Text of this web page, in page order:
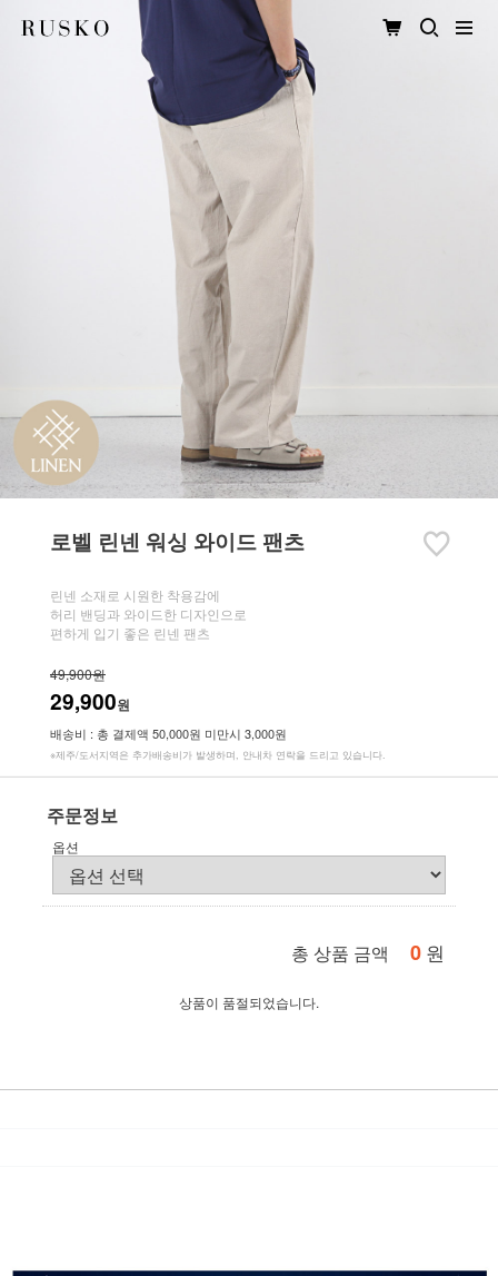
로벨 린넨 워싱 와이드 팬츠
린넨 소재로 시원한 착용감에
허리 밴딩과 와이드한 디자인으로
편하게 입기 좋은 린넨 팬츠
49,900원
29,900원
배송비 : 총 결제액 50,000원 미만시 3,000원
※제주/도서지역은 추가배송비가 발생하며, 안내차 연락을 드리고 있습니다.
주문정보
옵션
총 상품 금액 0 원
상품이 품절되었습니다.